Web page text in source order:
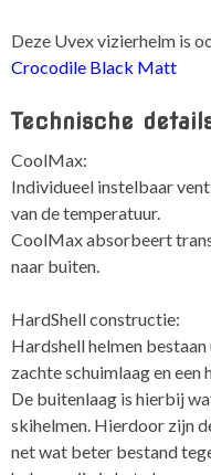
Deze Uvex vizierhelm is
Crocodile Black Matt
Technische
CoolMax:
Individueel instelbaar
van de temperatuur.
CoolMax absorbeert
naar buiten.
HardShell constructie:
Hardshell helmen bestaan
zachte schuimlaag en een
De buitenlaag is hierbij
skihelmen. Hierdoor zijn
net wat beter bestand